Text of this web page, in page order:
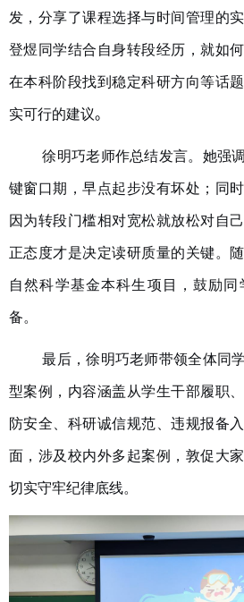
发，分享了课程选择与时间管理的
登煜同学结合自身转段经历，就如
在本科阶段找到稳定科研方向等话
实可行的建议。
徐明巧老师作总结发言。她强
键窗口期，早点起步没有坏处；同
因为转段门槛相对宽松就放松对自
正态度才是决定读研质量的关键。
自然科学基金本科生项目，鼓励
备。
最后，徐明巧老师带领全体同
型案例，内容涵盖从学生干部履职
防安全、科研诚信规范、违规报备
面，涉及校内外多起案例， 敦促大
切实守牢纪律底线。